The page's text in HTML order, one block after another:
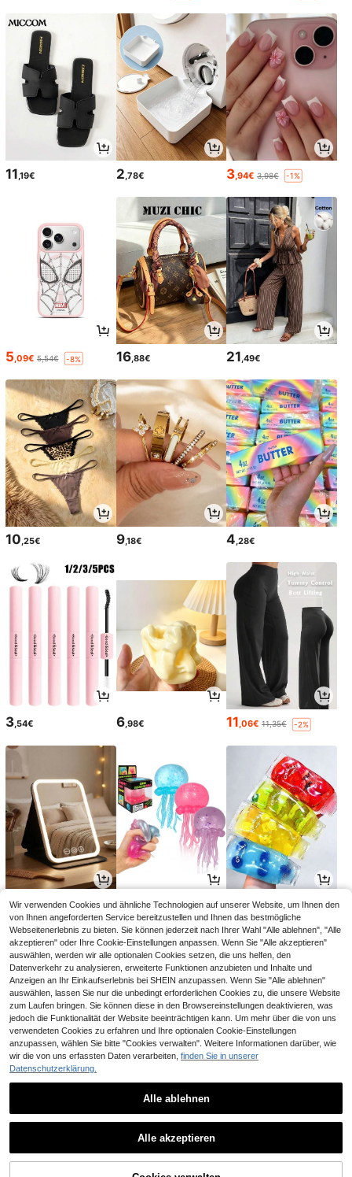
11 ,19€ 2 ,78€ 3 ,94€ 3,98€ -1%
5 ,09€ 5,54€ -8% 16,88€ 21 ,49€
10,25€ 9,18€ 4,28€
3,54€ 6,98€ 11,06€ 11,35€ -2%
3,98€ 3,34€ 2,88€
2 6 2
Wir verwenden Cookies und ähnliche Technologien auf unserer Website, um Ihnen den
von Ihnen angeforderten Service bereitzustellen und Ihnen das bestmögliche
Webseitenerlebnis zu bieten. Sie können jederzeit nach Ihrer Wahl "Alle ablehnen", "Alle
akzeptieren" oder Ihre Cookie-Einstellungen anpassen. Wenn Sie "Alle akzeptieren"
auswählen, werden wir alle optionalen Cookies setzen, die uns helfen, den
Datenverkehr zu analysieren, erweiterte Funktionen anzubieten und Inhalte und
Anzeigen an Ihr Einkaufserlebnis bei SHEIN anzupassen. Wenn Sie "Alle ablehnen"
auswählen, lassen Sie nur die unbedingt erforderlichen Cookies zu, die unsere Website
zum Laufen bringen. Sie können diese in den Browsereinstellungen deaktivieren, was
jedoch die Funktionalität der Website beeinträchtigen kann. Um mehr über die von uns
verwendeten Cookies zu erfahren und Ihre optionalen Cookie-Einstellungen
anzupassen, wählen Sie bitte "Cookies verwalten". Weitere Informationen darüber, wie
wir die von uns erfassten Daten verarbeiten, finden Sie in unserer
Datenschutzerklärung.
Alle ablehnen
Alle akzeptieren